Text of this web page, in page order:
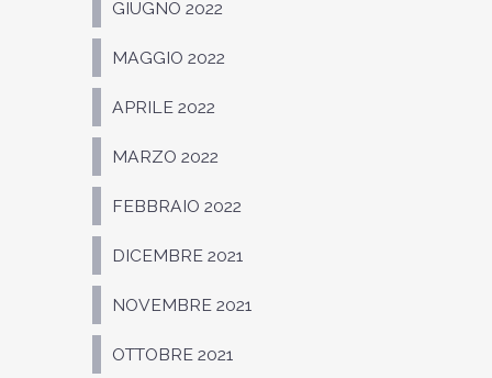
GIUGNO 2022
MAGGIO 2022
APRILE 2022
MARZO 2022
FEBBRAIO 2022
DICEMBRE 2021
NOVEMBRE 2021
OTTOBRE 2021